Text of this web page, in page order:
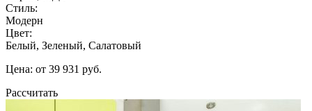
Стиль:
Модерн
Цвет:
Белый, Зеленый, Салатовый
Цена: от 39 931 руб.
Рассчитать